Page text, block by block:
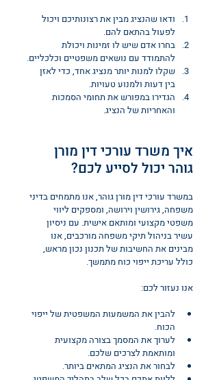
ודאו שהנציג מבין את רצונותיכם ויכול
לפעול בהתאם להם.
בחרו אדם שיש לו זמינות ויכולת
להתמודד עם נושאים משפטיים וכלכליים.
שקלו למנות יותר מנציג אחד, כדי לאזן
בין דעות ולמנוע טעויות.
הגדירו במפורש את תחומי הסמכות
והאחריות של הנציג.
איך משרד עורכי דין מורן
גוהר יכול לסייע לכם?
במשרד עורכי דין מורן גוהר, אנו מתמחים בדיני
משפחה, גירושין וירושה, ומספקים ליווי
משפטי מקצועי ומותאם אישית. עם ניסיון
עשיר בניהול תיקי משפחה מורכבים, אנו
מבינים את החשיבות של תכנון נכון מראש,
כולל עריכת ייפוי כוח מתמשך.
אנו נעזור לכם:
להבין את המשמעות המשפטית של ייפוי
הכוח.
לערוך את המסמך בצורה מקצועית
ומותאמת לצרכים שלכם.
לבחור את הנציג המתאים ביותר.